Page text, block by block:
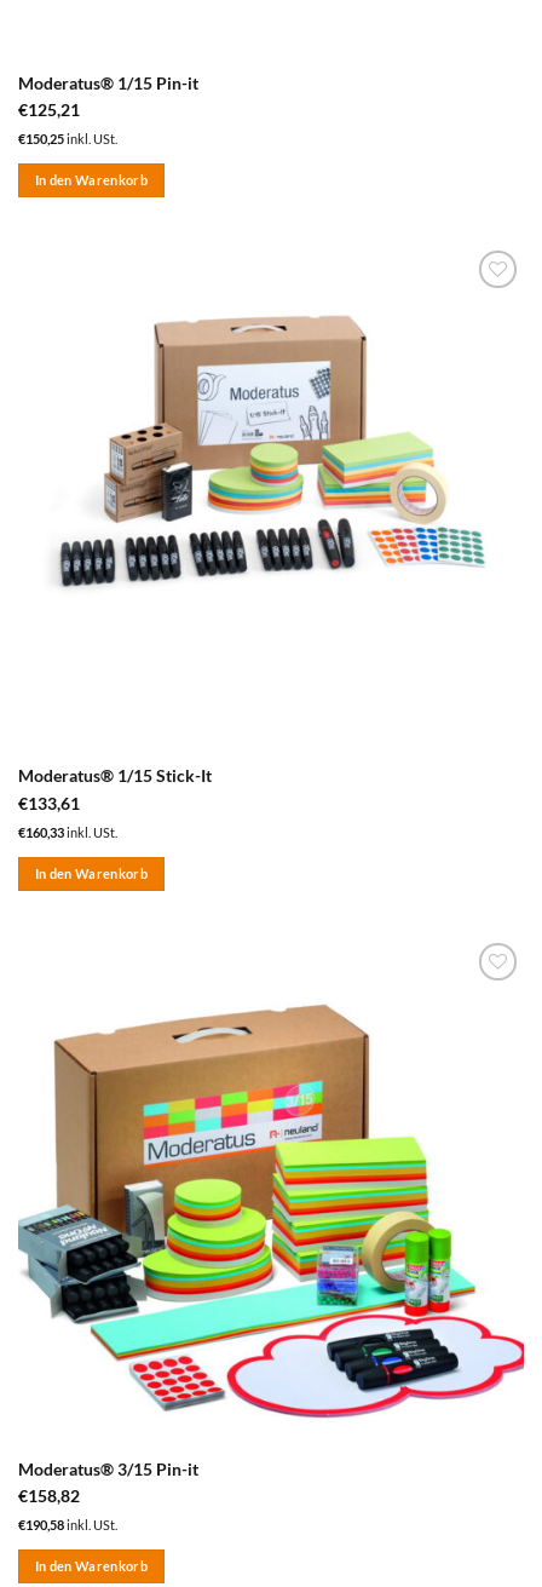
Moderatus® 1/15 Pin-it
€125,21
€150,25inkl. USt.
In den Warenkorb
Moderatus® 1/15 Stick-It
€133,61
€160,33inkl. USt.
In den Warenkorb
Moderatus® 3/15 Pin-it
€158,82
€190,58inkl. USt.
In den Warenkorb